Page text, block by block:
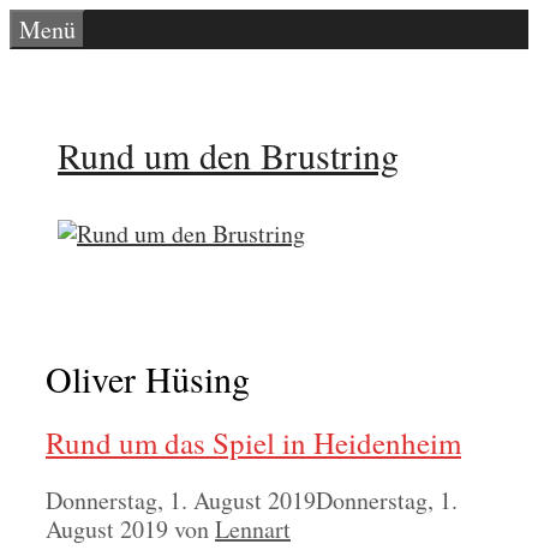
Zum
Inhalt
Menü
Rund um den Brustring
Oliver Hüsing
Rund um das Spiel in Heidenheim
Donnerstag, 1. August 2019Donnerstag, 1.
August 2019 vonLennart